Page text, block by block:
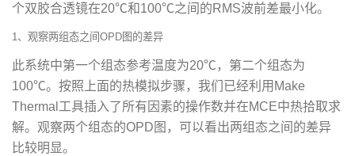
个双胶合透镜在20℃和100℃之间的RMS波前差最小化。
1、观察两组态之间OPD图的差异
此系统中第一个组态参考温度为20℃，第二个组态为
100℃。按照上面的热模拟步骤，我们已经利用Make
Thermal工具插入了所有因素的操作数并在MCE中热拾取求
解。观察两个组态的OPD图，可以看出两组态之间的差异
比较明显。